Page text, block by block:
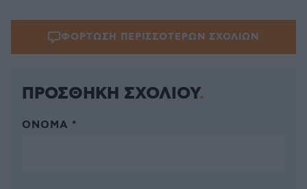
ΦΟΡΤΩΣΗ ΠΕΡΙΣΣΟΤΕΡΩΝ ΣΧΟΛΙΩΝ
ΠΡΟΣΘΗΚΗ ΣΧΟΛΙΟΥ
ΌΝΟΜΑ *